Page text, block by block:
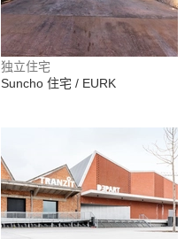
独立住宅
Suncho 住宅 / EURK